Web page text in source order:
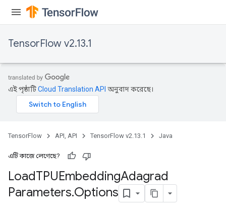
TensorFlow v2.13.1
এই পৃষ্ঠাটিCloud Translation API অনুবাদ করেছে।
TensorFlow API, API TensorFlow v2.13.1 Java
এটি কাজে লেগেছে?
LoadTPUEmbeddingAdagrad
Parameters.Options